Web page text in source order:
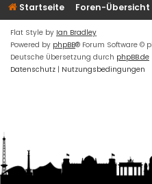
Startseite Foren-Übersicht
Flat Style by Ian Bradley
Powered by phpBB® Forum Software ©
Deutsche Übersetzung durch phpBB.de
Datenschutz | Nutzungsbedingungen